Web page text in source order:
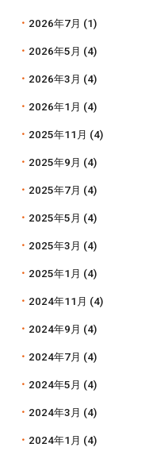
2026年7月 (1)
2026年5月 (4)
2026年3月 (4)
2026年1月 (4)
2025年11月 (4)
2025年9月 (4)
2025年7月 (4)
2025年5月 (4)
2025年3月 (4)
2025年1月 (4)
2024年11月 (4)
2024年9月 (4)
2024年7月 (4)
2024年5月 (4)
2024年3月 (4)
2024年1月 (4)